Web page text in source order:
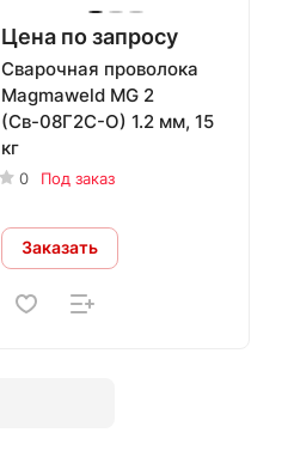
Цена по запросу
Сварочная проволока
Magmaweld MG 2
(Св-08Г2С-О) 1.2 мм, 15
кг
0 Под заказ
Заказать